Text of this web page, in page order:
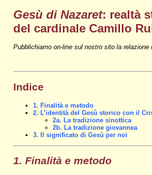
Gesù di Nazaret: realtà
del cardinale Camillo
Pubblichiamo on-line sul nostro sito la
Indice
1. Finalità e metodo
2. L’identità del Gesù storico con il
2a. La tradizione sinottica
2b. La tradizione giovannea
3. Il significato di Gesù per noi
1. Finalità e metodo